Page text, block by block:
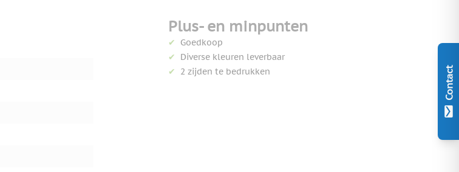
Contact
Plus- en minpunten
Goedkoop
Diverse kleuren leverbaar
2 zijden te bedrukken